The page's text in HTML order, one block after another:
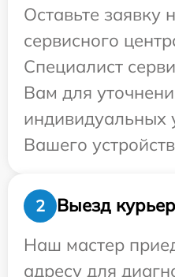
Оставьте заявку
сервисного
Специалист
Вам для
индивидуальных
Вашего
2
Выезд
Наш мастер
адресу для